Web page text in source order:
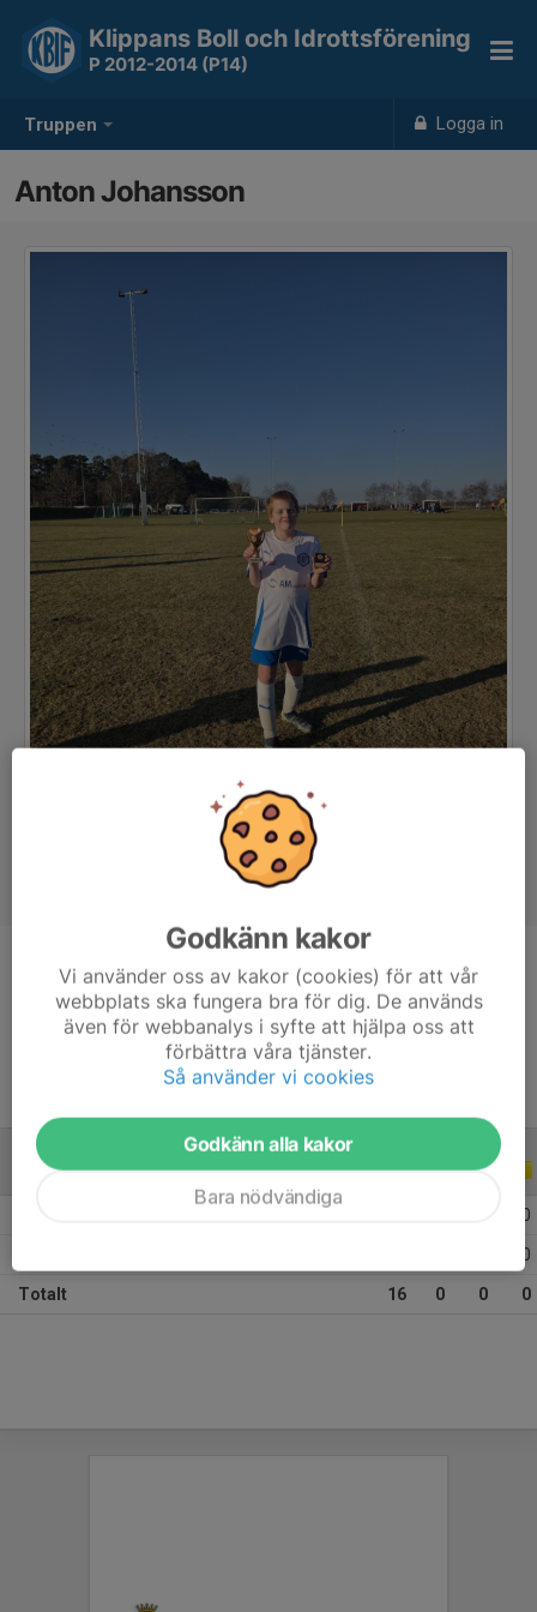
Truppen Logga in
Klippans Boll och Idrottsförening
P 2012-2014 (P14)
Anton Johansson
Position
-
Ålder
14 år
ALLA SERIER ALLA ÅR
0
0
Totalt 16 0 0 0
Godkänn kakor
Vi använder oss av kakor (cookies) för att vår
webbplats ska fungera bra för dig. De används
även för webbanalys i syfte att hjälpa oss att
förbättra våra tjänster.
Så använder vi cookies
Godkänn alla kakor
Bara nödvändiga